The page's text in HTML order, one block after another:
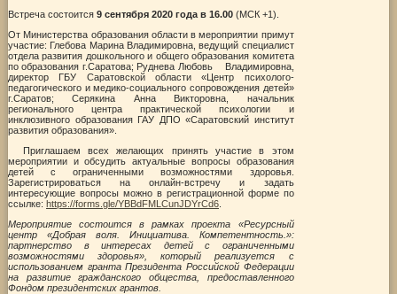
Встреча состоится 9 сентября 2020 года в 16.00 (МСК +1).
От Министерства образования области в мероприятии примут
участие: Глебова Марина Владимировна, ведущий специалист
отдела развития дошкольного и общего образования комитета
по образования г.Саратова; Руднева Любовь Владимировна,
директор ГБУ Саратовской области «Центр психолого-
педагогического и медико-социального сопровождения детей»
г.Саратов; Серякина Анна Викторовна, начальник
регионального центра практической психологии и
инклюзивного образования ГАУ ДПО «Саратовский институт
развития образования».
Приглашаем всех желающих принять участие в этом
мероприятии и обсудить актуальные вопросы образования
детей с ограниченными возможностями здоровья.
Зарегистрироваться на онлайн-встречу и задать
интересующие вопросы можно в регистрационной форме по
ссылке: https://forms.gle/YBBdFMLCunJDYrCd6
Мероприятие состоится в рамках проекта «Ресурсный
центр «Добрая воля. Инициатива. Компетентность.»:
партнерство в интересах детей с ограниченными
возможностями здоровья», который реализуется с
использованием гранта Президента Российской Федерации
на развитие гражданского общества, предоставленного
Фондом президентских грантов.